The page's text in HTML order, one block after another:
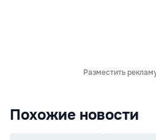
Разместить
Похожие новости